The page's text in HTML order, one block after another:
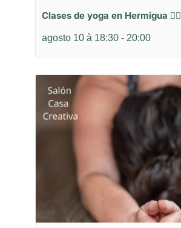
Clases de yoga en Hermigua 🧘‍♂️
agosto 10 à 18:30 - 20:00